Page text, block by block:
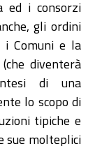
ed i consorzi
gli ordini
i Comuni e la
diventerà
di una
lo scopo di
tipiche e
sue molteplici